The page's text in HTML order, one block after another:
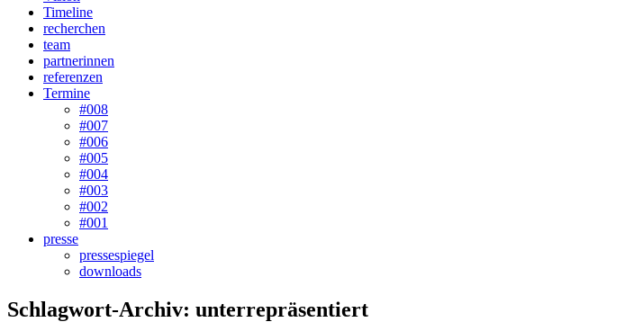
Timeline
recherchen
team
partnerinnen
referenzen
Termine
#008
#007
#006
#005
#004
#003
#002
#001
presse
pressespiegel
downloads
Schlagwort-Archiv: unterrepräsentiert